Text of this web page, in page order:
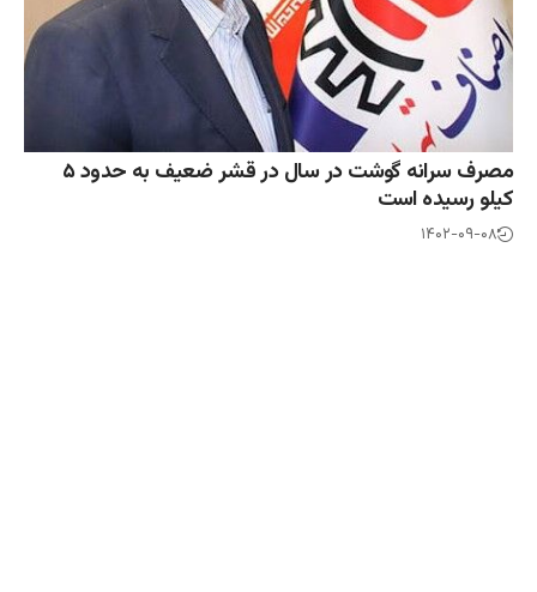
مصرف سرانه گوشت در سال در قشر ضعیف به حدود ۵